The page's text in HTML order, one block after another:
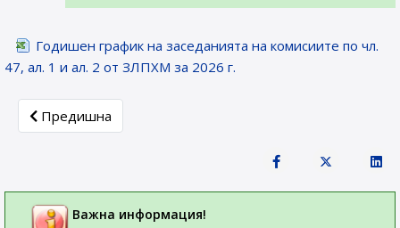
Годишен график на заседанията на комисиите по чл.
47, ал. 1 и ал. 2 от ЗЛПХМ за 2026 г.
Previous article: Експертен съвет по реклама на
Предишна
Важна информация!